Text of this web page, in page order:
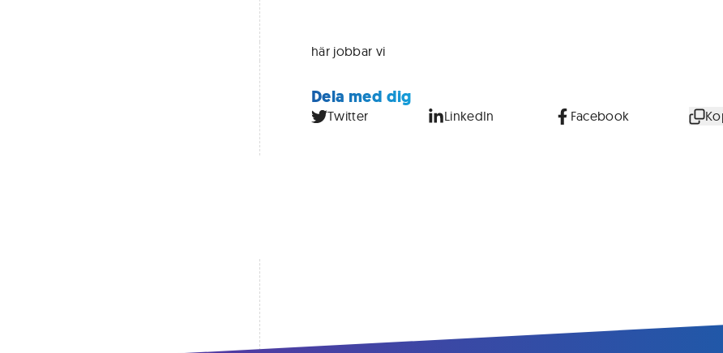
här jobbar vi
Dela med dig
Twitter LinkedIn Facebook